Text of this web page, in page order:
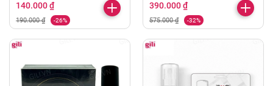
140.000 ₫
190.000 ₫ -26%
390.000 ₫
575.000 ₫ -32%